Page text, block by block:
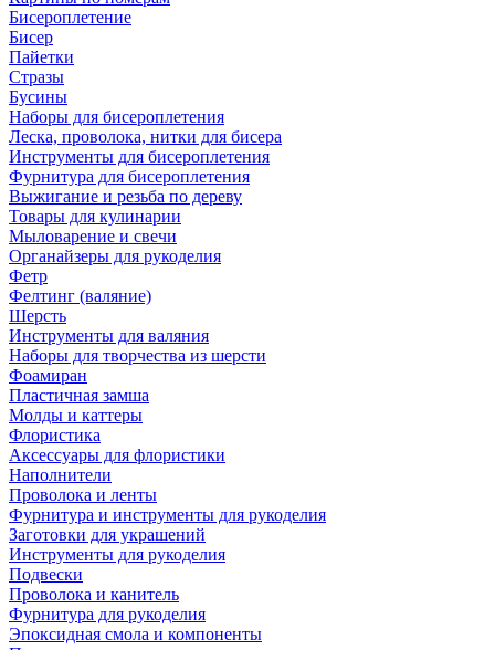
Бисероплетение
Бисер
Пайетки
Стразы
Бусины
Наборы для бисероплетения
Леска, проволока, нитки для бисера
Инструменты для бисероплетения
Фурнитура для бисероплетения
Выжигание и резьба по дереву
Товары для кулинарии
Мыловарение и свечи
Органайзеры для рукоделия
Фетр
Фелтинг (валяние)
Шерсть
Инструменты для валяния
Наборы для творчества из шерсти
Фоамиран
Пластичная замша
Молды и каттеры
Флористика
Аксессуары для флористики
Наполнители
Проволока и ленты
Фурнитура и инструменты для рукоделия
Заготовки для украшений
Инструменты для рукоделия
Подвески
Проволока и канитель
Фурнитура для рукоделия
Эпоксидная смола и компоненты